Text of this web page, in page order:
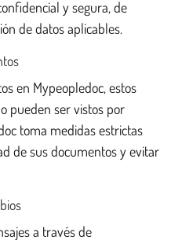
y segura, de
de datos aplicables.
en Mypeopledoc, estos
pueden ser vistos por
toma medidas estrictas
de sus documentos y evitar
a través de